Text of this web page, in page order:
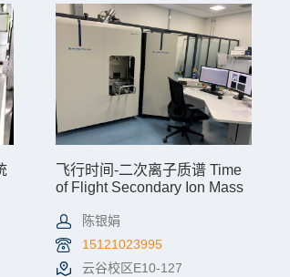
飞行时间-二次离子质谱 Time
of Flight Secondary Ion Mass
陈银娟
15121023995
云谷校区E10-127